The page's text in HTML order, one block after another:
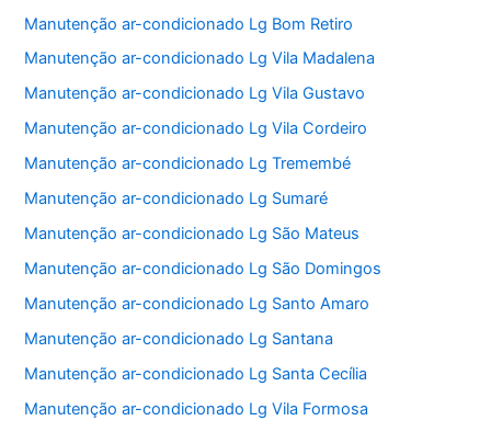
Manutenção ar-condicionado Lg Bom Retiro
Manutenção ar-condicionado Lg Vila Madalena
Manutenção ar-condicionado Lg Vila Gustavo
Manutenção ar-condicionado Lg Vila Cordeiro
Manutenção ar-condicionado Lg Tremembé
Manutenção ar-condicionado Lg Sumaré
Manutenção ar-condicionado Lg São Mateus
Manutenção ar-condicionado Lg São Domingos
Manutenção ar-condicionado Lg Santo Amaro
Manutenção ar-condicionado Lg Santana
Manutenção ar-condicionado Lg Santa Cecília
Manutenção ar-condicionado Lg Vila Formosa